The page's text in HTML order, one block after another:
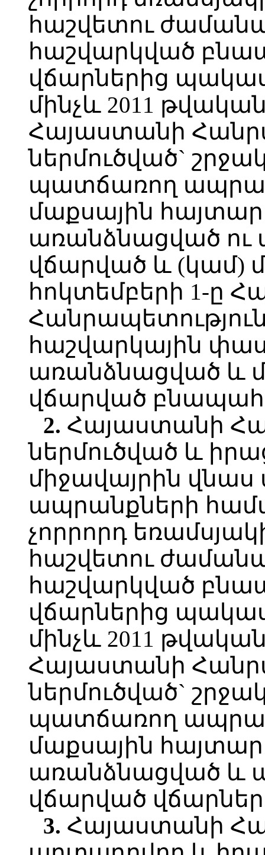
հաշվետու
հաշվարկված
վճարներից
մինչև 2011
Հայաստանի
ներմուծված`
պատճառող
մաքսային
առանձնացված ու
վճարված և (կամ)
հոկտեմբերի 1-ը
հաշվարկային
առանձնացված և
վճարված
2. Հայաստանի
ներմուծված և
միջավայրին
ապրանքների
չորրորդ
հաշվետու
հաշվարկված
վճարներից
մինչև 2011
Հայաստանի
ներմուծված`
պատճառող
մաքսային
առանձնացված և
վճարված
3. Հայաստանի